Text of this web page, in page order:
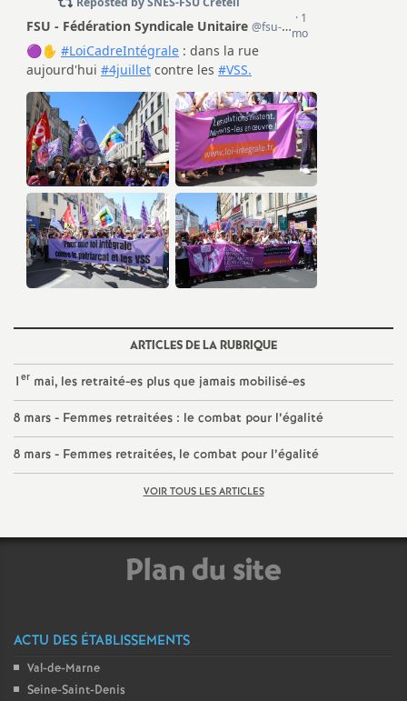
e
S
e
c
o
n
d
d
e
g
é
ARTICLES DE LA RUBRIQUE
1er mai, les retraité-es plus que jamais mobilisé-es
8 mars - Femmes retraitées : le combat pour l’égalité
8 mars - Femmes retraitées, le combat pour l’égalité
VOIR TOUS LES ARTICLES
Plan du site
ACTU DES ÉTABLISSEMENTS
Val-de-Marne
Seine-Saint-Denis